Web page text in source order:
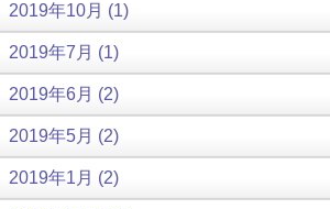
2019年10月 (1)
2019年7月 (1)
2019年6月 (2)
2019年5月 (2)
2019年1月 (2)